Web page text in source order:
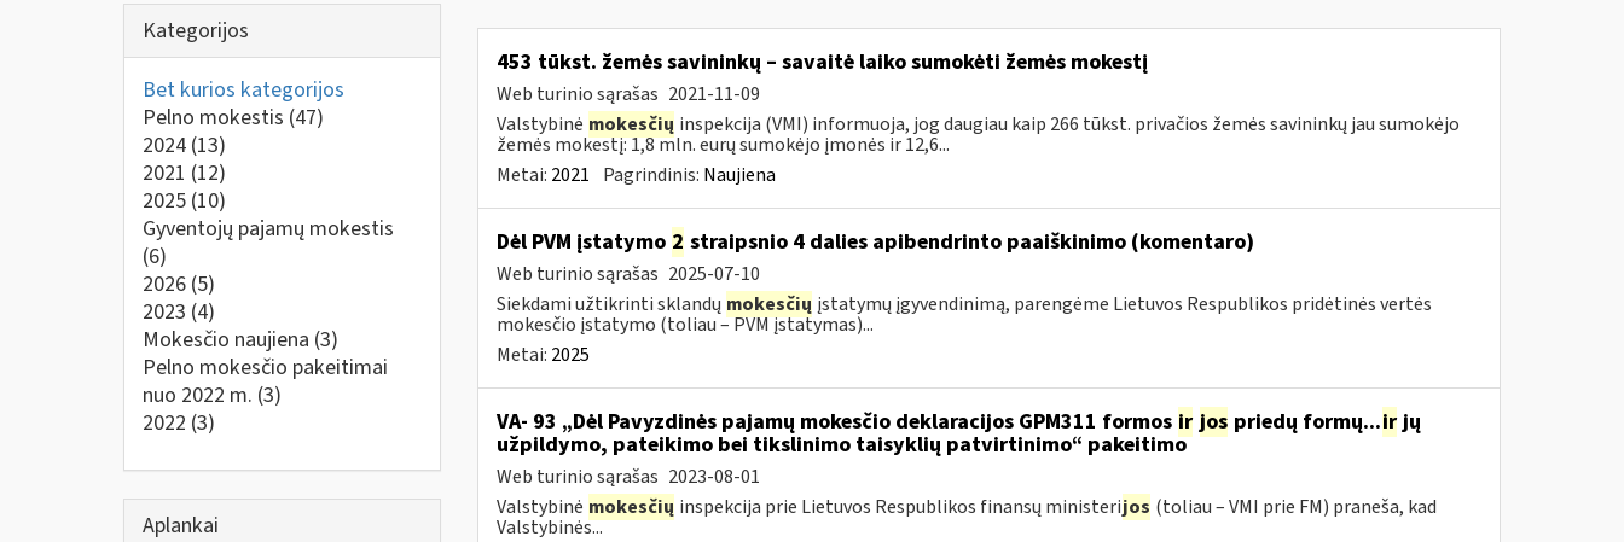
Kategorijos
Bet kurios kategorijos
Pelno mokestis (47)
2024 (13)
2021 (12)
2025 (10)
Gyventojų pajamų mokestis
(6)
2026 (5)
2023 (4)
Mokesčio naujiena (3)
Pelno mokesčio pakeitimai
nuo 2022 m. (3)
2022 (3)
Aplankai
453 tūkst. žemės savininkų – savaitė laiko sumokėti žemės mokestį
Web turinio sąrašas 2021-11-09
Valstybinė mokesčių inspekcija (VMI) informuoja, jog daugiau kaip 266 tūkst. privačios žemės savininkų jau sumokėjo
žemės mokestį: 1,8 mln. eurų sumokėjo įmonės ir 12,6...
Metai: 2021 Pagrindinis: Naujiena
Dėl PVM įstatymo 2 straipsnio 4 dalies apibendrinto paaiškinimo (komentaro)
Web turinio sąrašas 2025-07-10
Siekdami užtikrinti sklandų mokesčių įstatymų įgyvendinimą, parengėme Lietuvos Respublikos pridėtinės vertės
mokesčio įstatymo (toliau – PVM įstatymas)...
Metai: 2025
VA- 93 „Dėl Pavyzdinės pajamų mokesčio deklaracijos GPM311 formos ir jos priedų formų...irjų
užpildymo, pateikimo bei tikslinimo taisyklių patvirtinimo“ pakeitimo
Web turinio sąrašas 2023-08-01
Valstybinė mokesčių inspekcija prie Lietuvos Respublikos finansų ministerijos (toliau – VMI prie FM) praneša, kad
Valstybinės...